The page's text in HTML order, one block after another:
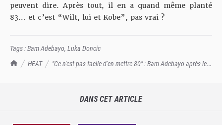
TrashTalk Actu NBA
HEAT
"Ce n'est pas facile d'en mettre 80" : Bam Adebayo après les
peuvent dire. Après tout, il en a quand même planté
83… et c’est “Wilt, lui et Kobe”, pas vrai ?
Tags :Bam Adebayo, Luka Doncic
DANS CET ARTICLE